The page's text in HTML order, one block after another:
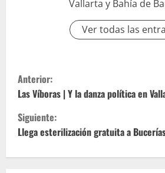
Vallarta y Bahía de
Ver todas las
S
i
g
Anterior:
Las Víboras | Y la danza política en
Siguiente:
Llega esterilización gratuita a